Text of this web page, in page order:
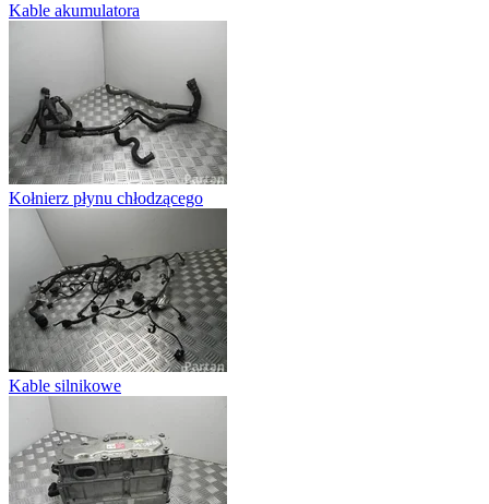
Kable akumulatora
Kołnierz płynu chłodzącego
Kable silnikowe